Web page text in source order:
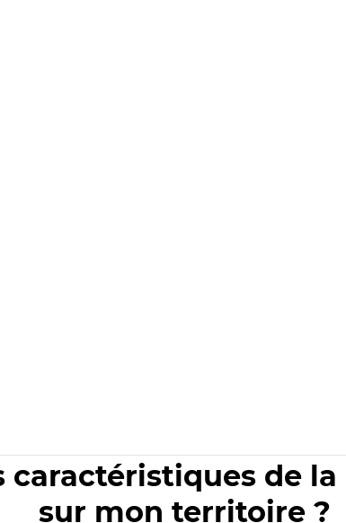
caractéristiques de la
sur mon territoire ?